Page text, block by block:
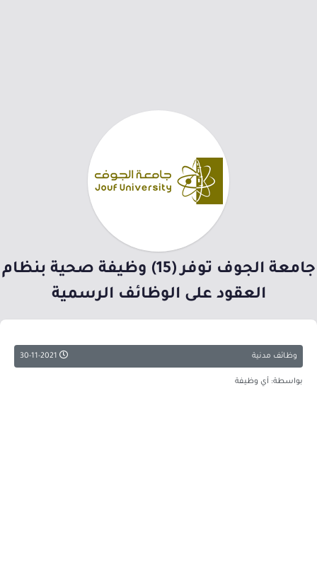
جامعة الجوف توفر (15) وظيفة صحية بنظام
العقود على الوظائف الرسمية
وظائف مدنية
بواسطة: أي وظيفة